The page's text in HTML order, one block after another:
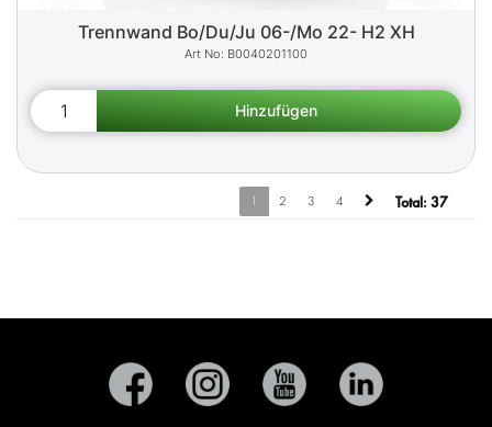
Trennwand Bo/Du/Ju 06-/Mo 22- H2 XH
B0040201100
1 2 3 4 Total: 37